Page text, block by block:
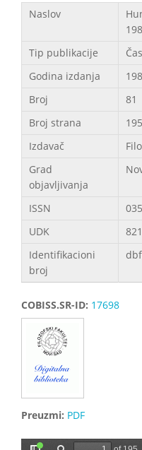
Podaci
Naslov
Tip publikacije
Godina izdanja
Broj
81
Broj strana
195
Izdavač
Grad
objavljivanja
ISSN
UDK
Identifikacioni
broj
COBISS.SR-ID: 17698
Preuzmi: PDF